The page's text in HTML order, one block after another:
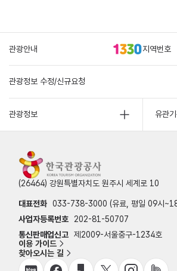
관광안내 지역번호
관광정보 수정/신규요청
관광정보 유관
(26464) 강원특별자치도 원주시 세계로 10
대표전화 033-738-3000 (유료, 평일 09시
사업자등록번호
202-81-50707
통신판매업신고 제2009-서울중구-1234호
이용 가이드
찾아오시는 길